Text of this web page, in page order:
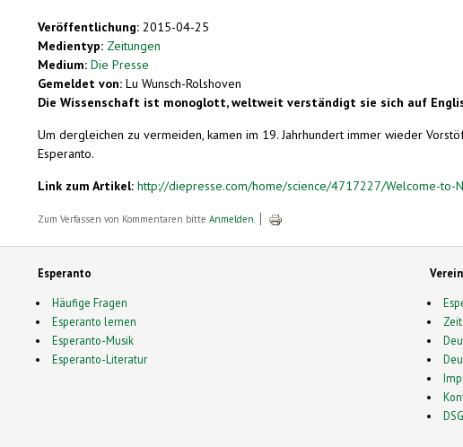
Veröffentlichung: 2015-04-25
Medientyp: Zeitungen
Medium: Die Presse
Gemeldet von: Lu Wunsch-Rolshoven
Die Wissenschaft ist monoglott, weltweit verständigt sie sich auf
Um dergleichen zu vermeiden, kamen im 19. Jahrhundert immer wieder
Esperanto.
Link zum Artikel: http://diepresse.com/home/science/4717227/Welcome-to-
Zum Verfassen von Kommentaren bitte Anmelden.
Esperanto
Häufige Fragen
Esperanto lernen
Esperanto-Musik
Esperanto-Literatur
Verein